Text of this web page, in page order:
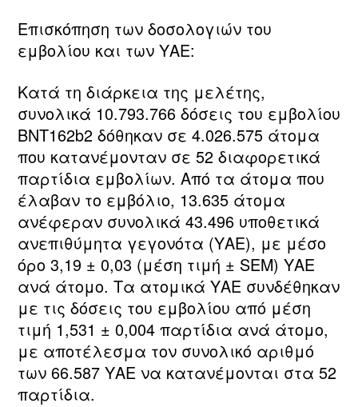
Επισκόπηση των δοσολογιών του
εμβολίου και των ΥΑΕ:
Κατά τη διάρκεια της μελέτης,
συνολικά 10.793.766 δόσεις του εμβολίου
BNT162b2 δόθηκαν σε 4.026.575 άτομα
που κατανέμονταν σε 52 διαφορετικά
παρτίδια εμβολίων. Από τα άτομα που
έλαβαν το εμβόλιο, 13.635 άτομα
ανέφεραν συνολικά 43.496 υποθετικά
ανεπιθύμητα γεγονότα (ΥΑΕ), με μέσο
όρο 3,19 ± 0,03 (μέση τιμή ± SEM) ΥΑΕ
ανά άτομο. Τα ατομικά ΥΑΕ συνδέθηκαν
με τις δόσεις του εμβολίου από μέση
τιμή 1,531 ± 0,004 παρτίδια ανά άτομο,
με αποτέλεσμα τον συνολικό αριθμό
των 66.587 ΥΑΕ να κατανέμονται στα 52
παρτίδια.